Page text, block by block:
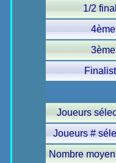
1/2
4ème
3ème
Joueurs
Joueurs #
Nombre